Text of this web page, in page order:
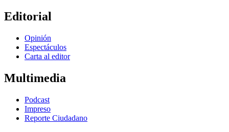
Editorial
Opinión
Espectáculos
Carta al editor
Multimedia
Podcast
Impreso
Reporte Ciudadano